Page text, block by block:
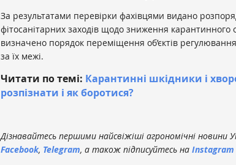
За результатами перевірки фахівцями видано
фітосанітарних заходів щодо зниження карантинного
визначено порядок переміщення об’єктів
за їх межі.
Читати по темі: Карантинні шкідники і
розпізнати і як боротися?
Дізнавайтесь першими найсвіжіші агрономічні новини
Facebook, Telegram, а також підписуйтесь на Instagram